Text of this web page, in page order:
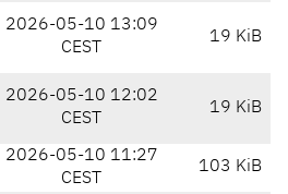
2026-05-10 13:09
CEST
19 KiB
2026-05-10 12:02
CEST
19 KiB
2026-05-10 11:27
CEST
103 KiB